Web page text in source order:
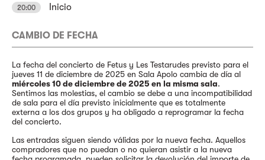
20:00 Inicio
CAMBIO DE FECHA
La fecha del concierto de Fetus y Les Testarudes previsto para el
jueves 11 de diciembre de 2025 en Sala Apolo cambia de día al
miércoles 10 de diciembre de 2025 en la misma sala.
Sentimos las molestias, el cambio se debe a una incompatibilidad
de sala para el día previsto inicialmente que es totalmente
externa a los dos grupos y ha obligado a reprogramar la fecha
del concierto.
Las entradas siguen siendo válidas por la nueva fecha. Aquellos
compradores que no puedan o no quieran asistir a la nueva